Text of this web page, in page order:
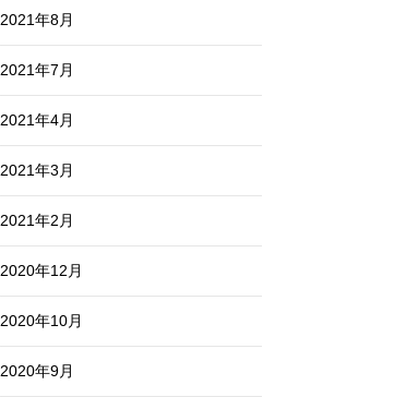
2021年8月
2021年7月
2021年4月
2021年3月
2021年2月
2020年12月
2020年10月
2020年9月